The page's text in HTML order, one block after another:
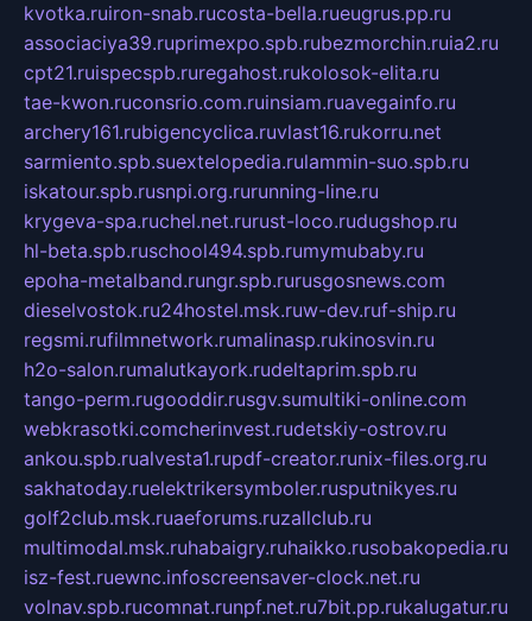
kvotka.ruiron-snab.rucosta-bella.rueugrus.pp.ru
associaciya39.ruprimexpo.spb.rubezmorchin.ruia2.ru
cpt21.ruispecspb.ruregahost.rukolosok-elita.ru
tae-kwon.ruconsrio.com.ruinsiam.ruavegainfo.ru
archery161.rubigencyclica.ruvlast16.rukorru.net
sarmiento.spb.suextelopedia.rulammin-suo.spb.ru
iskatour.spb.rusnpi.org.rurunning-line.ru
krygeva-spa.ruchel.net.rurust-loco.rudugshop.ru
hl-beta.spb.ruschool494.spb.rumymubaby.ru
epoha-metalband.rungr.spb.rurusgosnews.com
dieselvostok.ru24hostel.msk.ruw-dev.ruf-ship.ru
regsmi.rufilmnetwork.rumalinasp.rukinosvin.ru
h2o-salon.rumalutkayork.rudeltaprim.spb.ru
tango-perm.rugooddir.rusgv.sumultiki-online.com
webkrasotki.comcherinvest.rudetskiy-ostrov.ru
ankou.spb.rualvesta1.rupdf-creator.runix-files.org.ru
sakhatoday.ruelektrikersymboler.rusputnikyes.ru
golf2club.msk.ruaeforums.ruzallclub.ru
multimodal.msk.ruhabaigry.ruhaikko.rusobakopedia.ru
isz-fest.ruewnc.infoscreensaver-clock.net.ru
volnav.spb.rucomnat.runpf.net.ru7bit.pp.rukalugatur.ru